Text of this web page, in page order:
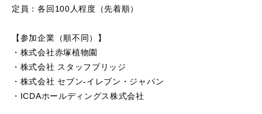
定員：各回100人程度（先着順）
【参加企業（順不同）】
・株式会社赤塚植物園
・株式会社 スタッフブリッジ
・株式会社 セブン‐イレブン・ジャパン
・ICDAホールディングス株式会社